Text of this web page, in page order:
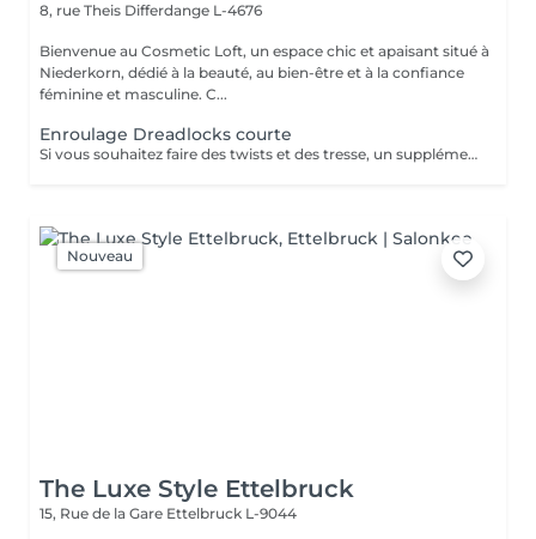
8, rue Theis Differdange L-4676
Bienvenue au Cosmetic Loft, un espace chic et apaisant situé à
Niederkorn, dédié à la beauté, au bien-être et à la confiance
féminine et masculine. C...
Enroulage Dreadlocks courte
Si vous souhaitez faire des twists et des tresse, un supplément de 10€ sera demandé
Nouveau
The Luxe Style Ettelbruck
15, Rue de la Gare Ettelbruck L-9044